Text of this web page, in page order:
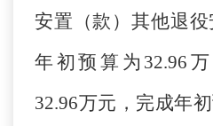
安置（款）其他退役
年初预算为32.96
32.96万元，完成年